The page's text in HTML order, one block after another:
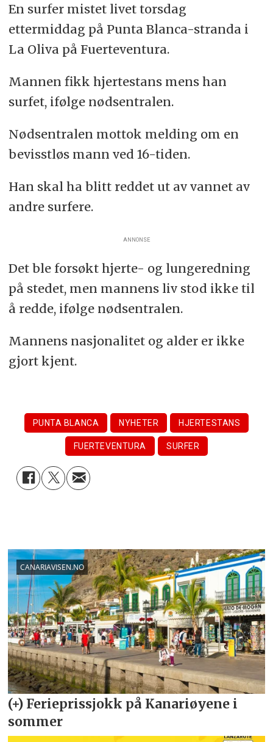
En surfer mistet livet torsdag
ettermiddag på Punta Blanca-stranda i
La Oliva på Fuerteventura.
Mannen fikk hjertestans mens han
surfet, ifølge nødsentralen.
Nødsentralen mottok melding om en
bevisstløs mann ved 16-tiden.
Han skal ha blitt reddet ut av vannet av
andre surfere.
ANNONSE
Det ble forsøkt hjerte- og lungeredning
på stedet, men mannens liv stod ikke til
å redde, ifølge nødsentralen.
Mannens nasjonalitet og alder er ikke
gjort kjent.
PUNTA BLANCA NYHETER HJERTESTANS
FUERTEVENTURA SURFER